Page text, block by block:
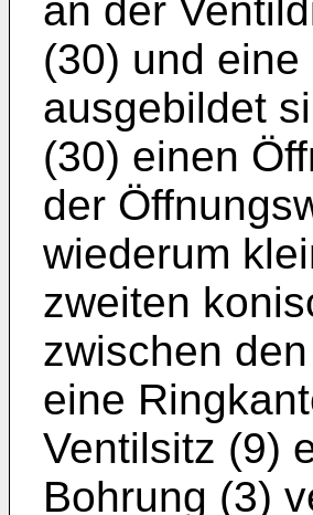
an der
(30) und
ausgebildet
(30) einen
der
wiederum
zweiten
zwischen
eine
Ventilsitz (9)
Bohrung (3)